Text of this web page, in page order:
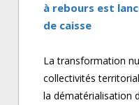
à rebours est
de caisse
La transformation
collectivités
la dématérialisation